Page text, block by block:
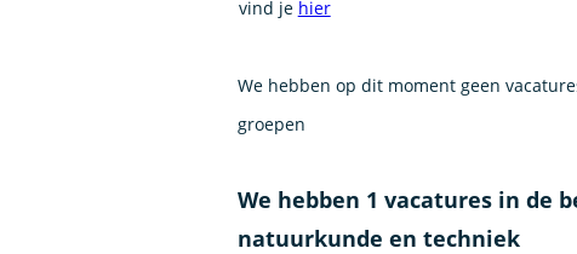
vind je hier
We hebben op dit moment geen
groepen
We hebben 1 vacatures in de
natuurkunde en techniek